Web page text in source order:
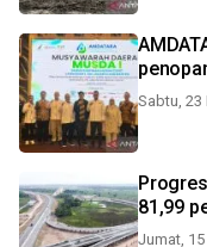
Sabtu, 23
81,99
Jumat,